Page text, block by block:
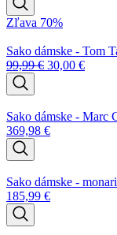
Zľava 70%
Sako dámske - Tom
99,99€ 30,00 €
Sako dámske - Marc
369,98 €
Sako dámske - monari
185,99 €